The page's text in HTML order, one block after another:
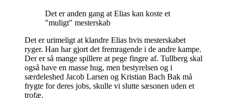
Det er anden gang at Elias kan koste et
"muligt" mesterskab
Det er urimeligt at klandre Elias hvis mesterskabet
ryger. Han har gjort det fremragende i de andre kampe.
Der er så mange spillere at pege fingre af. Tullberg skal
også have en masse hug, men bestyrelsen og i
særdeleshed Jacob Larsen og Kristian Bach Bak må
frygte for deres jobs, skulle vi slutte sæsonen uden et
trofæ.